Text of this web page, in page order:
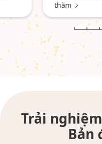
Trải
Bản